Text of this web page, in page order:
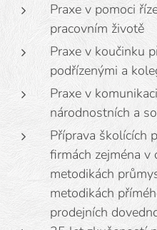
Praxe v pomoci
pracovním životě
Praxe v koučinku
podřízenými a
Praxe v
národnostních a
Příprava školících
firmách zejména
metodikách
metodikách
prodejních